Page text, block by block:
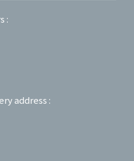
:
address :